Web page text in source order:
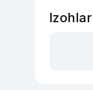
Izohlar